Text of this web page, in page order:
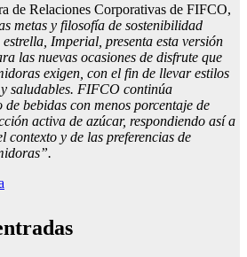
de Relaciones Corporativas de FIFCO,
metas y filosofía de sostenibilidad
Imperial, presenta esta versión
las nuevas ocasiones de disfrute que
exigen, con el fin de llevar estilos
saludables. FIFCO continúa
bebidas con menos porcentaje de
activa de azúcar, respondiendo así a
contexto y de las preferencias de
”.